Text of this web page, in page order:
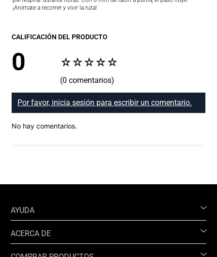
¡Anímate a recorrer y vivir la ruta!
CALIFICACIÓN DEL PRODUCTO
☆☆☆☆☆
0
(0 comentarios)
Por favor, inicia sesión para escribir un comentario.
No hay comentarios.
AYUDA
ACERCA DE